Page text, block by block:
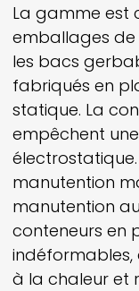
La gamme est
emballages
les bacs
fabriqués en
statique. La
empêchent
manutention
manutention
conteneurs en
indéformables,
à la chaleur et